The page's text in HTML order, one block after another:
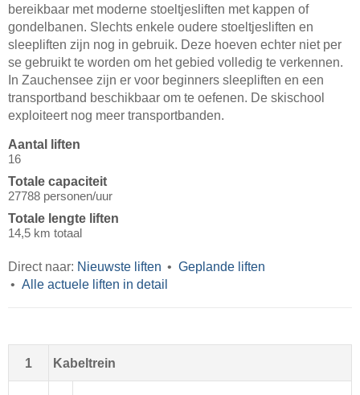
bereikbaar met moderne stoeltjesliften met kappen of
gondelbanen. Slechts enkele oudere stoeltjesliften en
sleepliften zijn nog in gebruik. Deze hoeven echter niet per
se gebruikt te worden om het gebied volledig te verkennen.
In Zauchensee zijn er voor beginners sleepliften en een
transportband beschikbaar om te oefenen. De skischool
exploiteert nog meer transportbanden.
Aantal liften
16
Totale capaciteit
27788 personen/uur
Totale lengte liften
14,5 km totaal
Direct naar: Nieuwste liften
Geplande liften
Alle actuele liften in detail
1 Kabeltrein